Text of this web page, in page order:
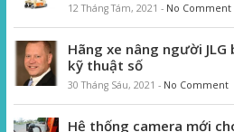
12 Tháng Tám, 2021 - No Comment
Hãng xe nâng người
kỹ thuật số
30 Tháng Sáu, 2021 - No Comment
Hệ thống camera mới